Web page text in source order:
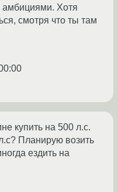
амбициями. Хотя
смотря что ты там
купить на 500 л.с.
Планирую возить
ездить на